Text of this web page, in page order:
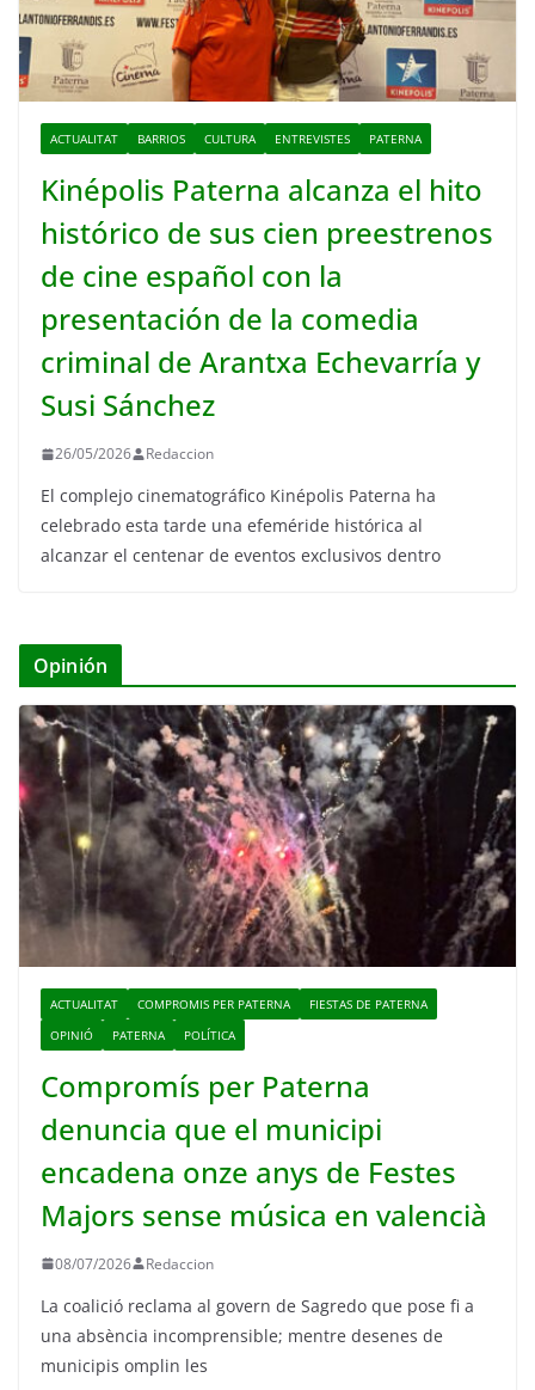
ACTUALITAT BARRIOS CULTURA ENTREVISTES PATERNA
Kinépolis Paterna alcanza el hito
histórico de sus cien preestrenos
de cine español con la
presentación de la comedia
criminal de Arantxa Echevarría y
Susi Sánchez
26/05/2026 Redaccion
El complejo cinematográfico Kinépolis Paterna ha
celebrado esta tarde una efeméride histórica al
alcanzar el centenar de eventos exclusivos dentro
Opinión
ACTUALITAT COMPROMIS PER PATERNA
FIESTAS DE PATERNA
OPINIÓ
PATERNA POLÍTICA
Compromís per Paterna
denuncia que el municipi
encadena onze anys de Festes
Majors sense música en valencià
08/07/2026 Redaccion
La coalició reclama al govern de Sagredo que pose fi a
una absència incomprensible; mentre desenes de
municipis omplin les